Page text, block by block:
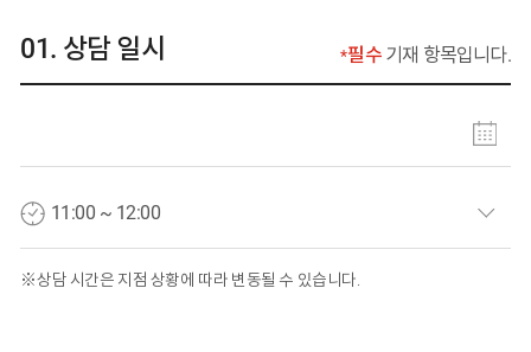
상담 일시 필수기재 항목입니다.
상담 시간은 지점 상황에 따라 변동될 수 있습니다.